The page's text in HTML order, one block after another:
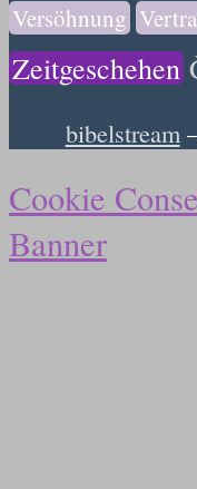
Versöhnung
Zeitgeschehen
bibelstream
Cookie
Banner